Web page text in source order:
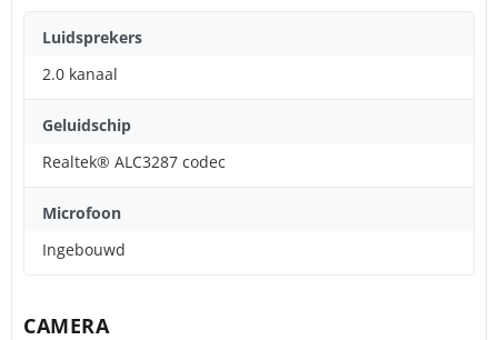
Luidsprekers
2.0 kanaal
Geluidschip
Realtek® ALC3287 codec
Microfoon
Ingebouwd
CAMERA